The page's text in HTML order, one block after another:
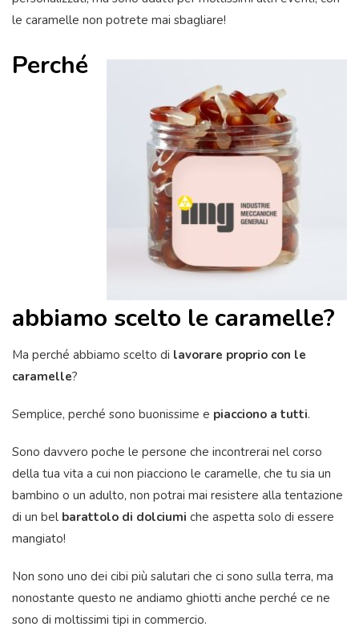
le caramelle non potrete mai sbagliare!
Perché
abbiamo scelto le caramelle?
Ma perché abbiamo scelto di lavorare proprio con le
caramelle?
Semplice, perché sono buonissime e piacciono a tutti.
Sono davvero poche le persone che incontrerai nel corso
della tua vita a cui non piacciono le caramelle, che tu sia un
bambino o un adulto, non potrai mai resistere alla tentazione
di un bel barattolo di dolciumi che aspetta solo di essere
mangiato!
Non sono uno dei cibi più salutari che ci sono sulla terra, ma
nonostante questo ne andiamo ghiotti anche perché ce ne
sono di moltissimi tipi in commercio.